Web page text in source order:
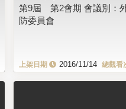
第9屆 第2會期 會議別：
防委員會
2016/11/14